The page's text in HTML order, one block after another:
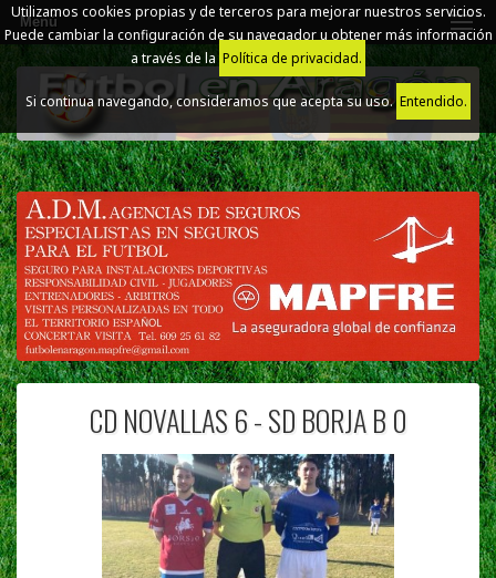
Utilizamos cookies propias y de terceros para mejorar nuestros servicios.
Puede cambiar la configuración de su navegador u obtener más información
a través de la Política de privacidad.
Si continua navegando, consideramos que acepta su uso.Entendido.
Menú
CD NOVALLAS 6 - SD BORJA B 0